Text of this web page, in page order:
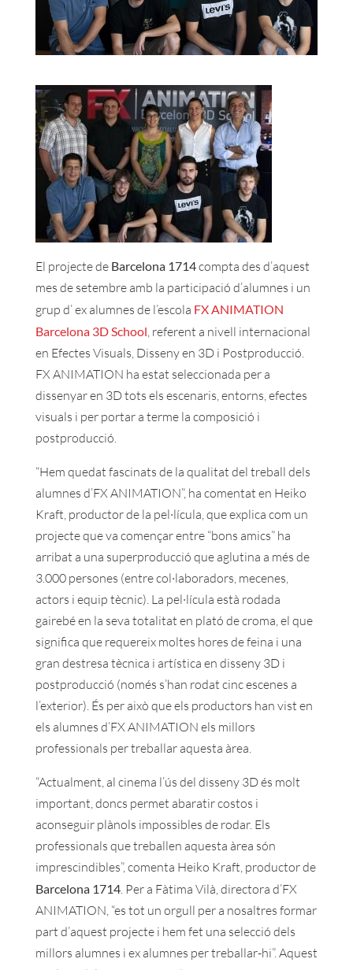
El projecte de Barcelona 1714compta des d’aquest
mes de setembre amb la participació d’alumnes i un
grup d’ ex alumnes de l’escola FX ANIMATION
Barcelona 3D School , referent a nivell internacional
en Efectes Visuals, Disseny en 3D i Postproducció.
FX ANIMATION ha estat seleccionada per a
dissenyar en 3D tots els escenaris, entorns, efectes
visuals i per portar a terme la composició i
postproducció.
“Hem quedat fascinats de la qualitat del treball dels
alumnes d’FX ANIMATION”, ha comentat en Heiko
Kraft, productor de la pel·lícula, que explica com un
projecte que va començar entre “bons amics” ha
arribat a una superproducció que aglutina a més de
3.000 persones (entre col·laboradors, mecenes,
actors i equip tècnic). La pel·lícula està rodada
gairebé en la seva totalitat en plató de croma, el que
significa que requereix moltes hores de feina i una
gran destresa tècnica i artística en disseny 3D i
postproducció (només s’han rodat cinc escenes a
l’exterior). És per això que els productors han vist en
els alumnes d’FX ANIMATION els millors
professionals per treballar aquesta àrea.
“Actualment, al cinema l’ús del disseny 3D és molt
important, doncs permet abaratir costos i
aconseguir plànols impossibles de rodar. Els
professionals que treballen aquesta àrea són
imprescindibles”, comenta Heiko Kraft, productor de
Barcelona 1714. Per a Fàtima Vilà, directora d’FX
ANIMATION, “es tot un orgull per a nosaltres formar
part d’aquest projecte i hem fet una selecció dels
millors alumnes i ex alumnes per treballar-hi”. Aquest